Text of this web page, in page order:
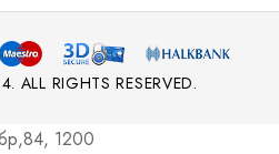
ALL RIGHTS RESERVED.
1200